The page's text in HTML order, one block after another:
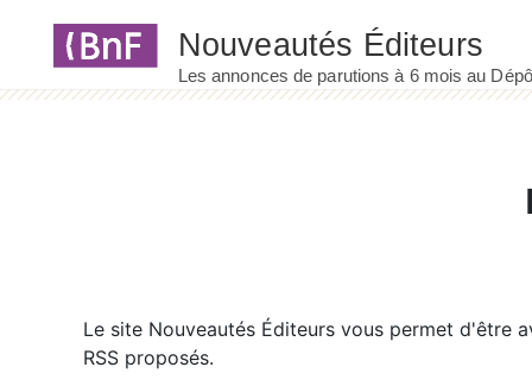
Le site Nouveautés Éditeurs vous permet d'être
RSS proposés.